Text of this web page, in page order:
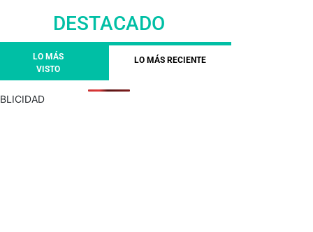
DESTACADO
LO MÁS
VISTO
LO MÁS RECIENTE